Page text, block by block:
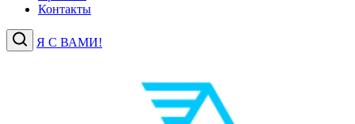
Контакты
Я С ВАМИ!